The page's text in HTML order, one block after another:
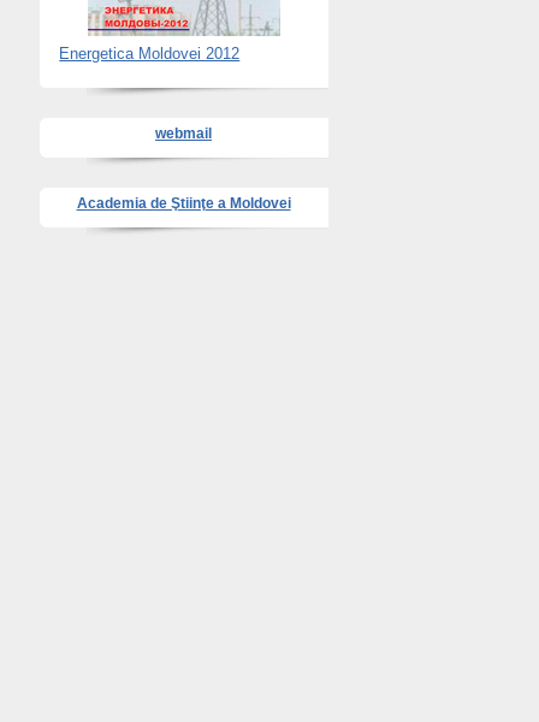
Energetica Moldovei 2012
webmail
Academia de Ştiinţe a Moldovei